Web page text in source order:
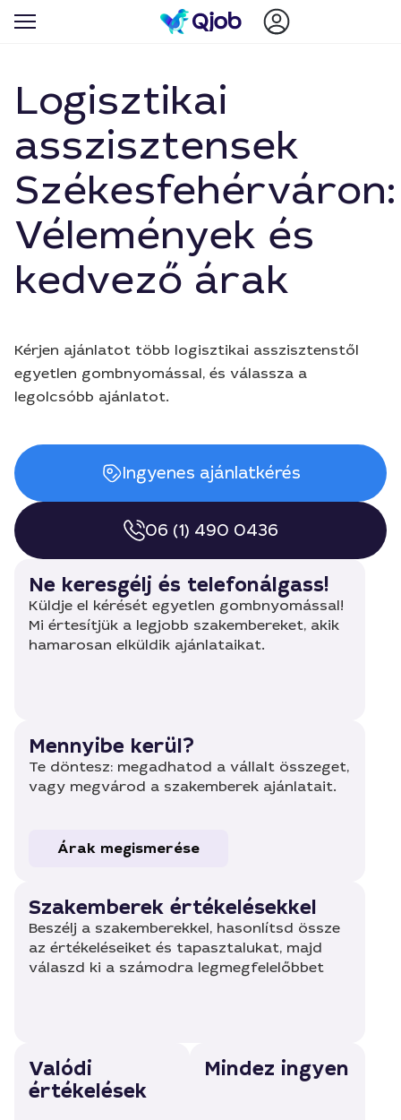
Logisztikai
asszisztensek
Székesfehérváron:
Vélemények és
kedvező árak
Kérjen ajánlatot több logisztikai asszisztenstől
egyetlen gombnyomással, és válassza a
legolcsóbb ajánlatot.
Ingyenes ajánlatkérés
06 (1) 490 0436
Ne keresgélj és telefonálgass!
Küldje el kérését egyetlen gombnyomással!
Mi értesítjük a legjobb szakembereket, akik
hamarosan elküldik ajánlataikat.
Mennyibe kerül?
Te döntesz: megadhatod a vállalt összeget,
vagy megvárod a szakemberek ajánlatait.
Árak megismerése
Szakemberek értékelésekkel
Beszélj a szakemberekkel, hasonlítsd össze
az értékeléseiket és tapasztalukat, majd
válaszd ki a számodra legmegfelelőbbet
Valódi
értékelések
Mindez ingyen